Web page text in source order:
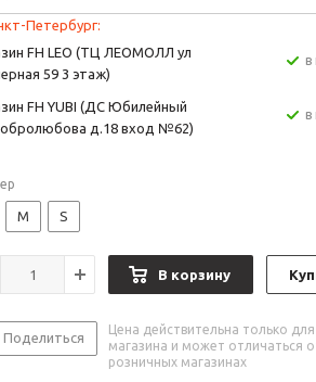
Петербург:
FH LEO (ТЦ ЛЕОМОЛЛ ул
59 3 этаж)
FH YUBI (ДС Юбилейный
д.18 вход №62)
M S
В корзину
Поделиться
Цена действительна только
магазина и может отличаться
розничных магазинах